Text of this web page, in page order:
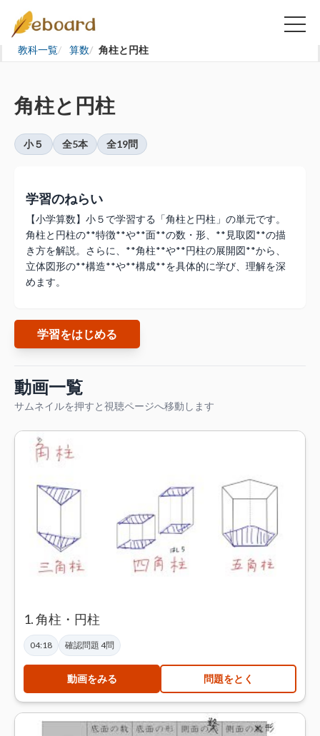
教科一覧 算数 角柱と円柱
角柱と円柱
小５ 全5本 全19問
学習のねらい
【小学算数】小５で学習する「角柱と円柱」の単元です。
角柱と円柱の**特徴**や**面**の数・形、**見取図**の描
き方を解説。さらに、**角柱**や**円柱の展開図**から、
立体図形の**構造**や**構成**を具体的に学び、理解を深
めます。
学習をはじめる
動画一覧
サムネイルを押すと視聴ページへ移動します
1. 角柱・円柱
04:18 確認問題 4問
動画をみる 問題をとく